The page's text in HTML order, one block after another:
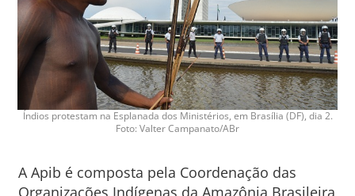
Índios protestam na Esplanada dos Ministérios, em Brasília (DF), dia 2.
Foto: Valter Campanato/ABr
A Apib é composta pela Coordenação das
Organizações Indígenas da Amazônia Brasileira